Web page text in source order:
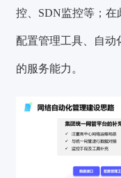
控、SDN监控等；
配置管理工具、自动
的服务能力。